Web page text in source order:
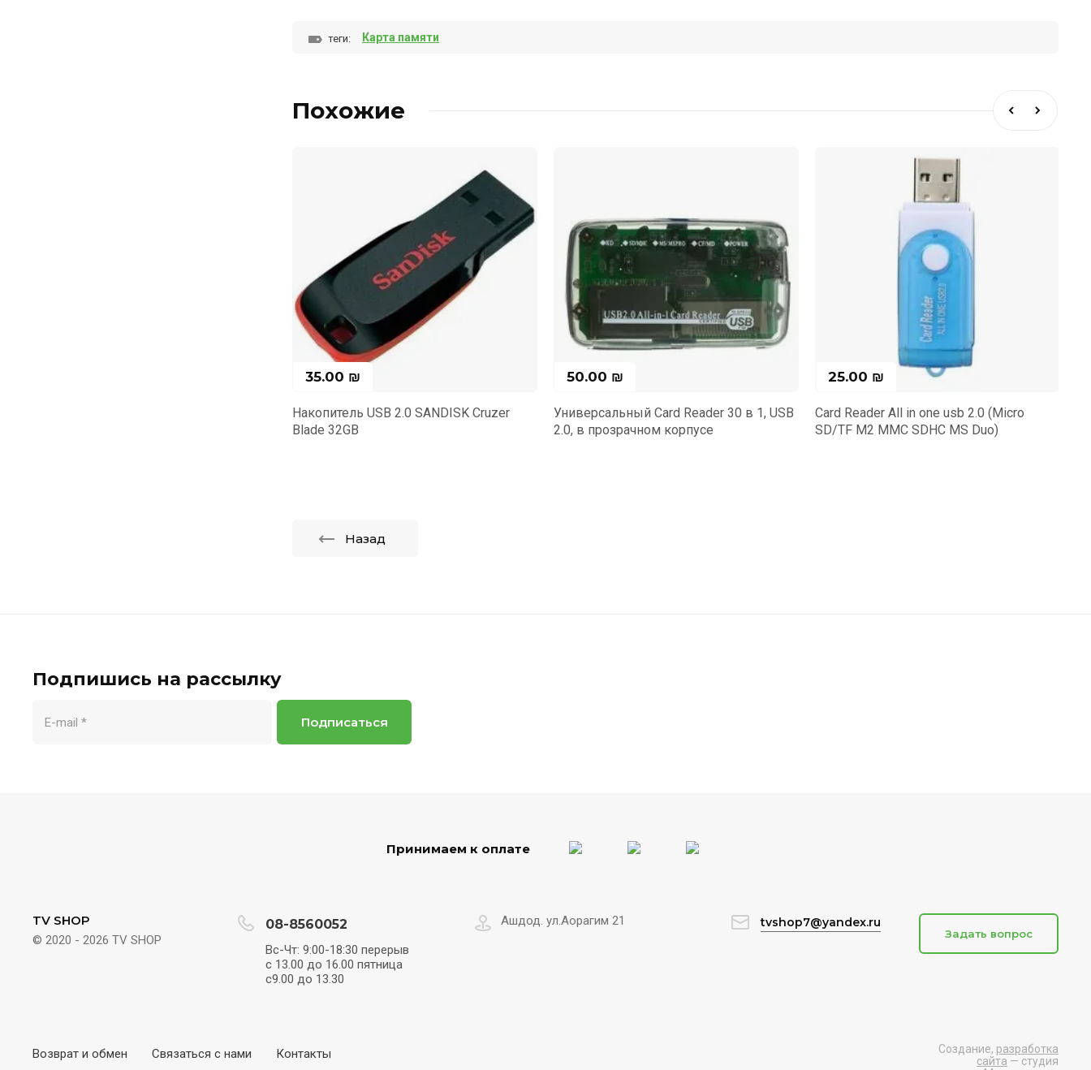
теги: Карта памяти
Похожие
50.00₪
Универсальный Card Reader 30 в 1, USB
2.0, в прозрачном корпусе
25.00₪
Card Reader All in one usb 2.0 (Micro
SD/TF M2 MMC SDHC MS Duo)
299.00
Жесткий диск WD 2.5 USB 3.00 1TB
Назад
Подпишись на рассылку
Подписаться
Принимаем к оплате
TV SHOP
© 2020 - 2026 TV SHOP
08-8560052
Вс-Чт: 9:00-18:30 перерыв
с 13.00 до 16.00 пятница
с9.00 до 13.30
Ашдод. ул.Аорагим 21 tvshop7@yandex.ru
Задать вопрос
Возврат и обмен Связаться с нами Контакты Создание, разработка
сайта — студия